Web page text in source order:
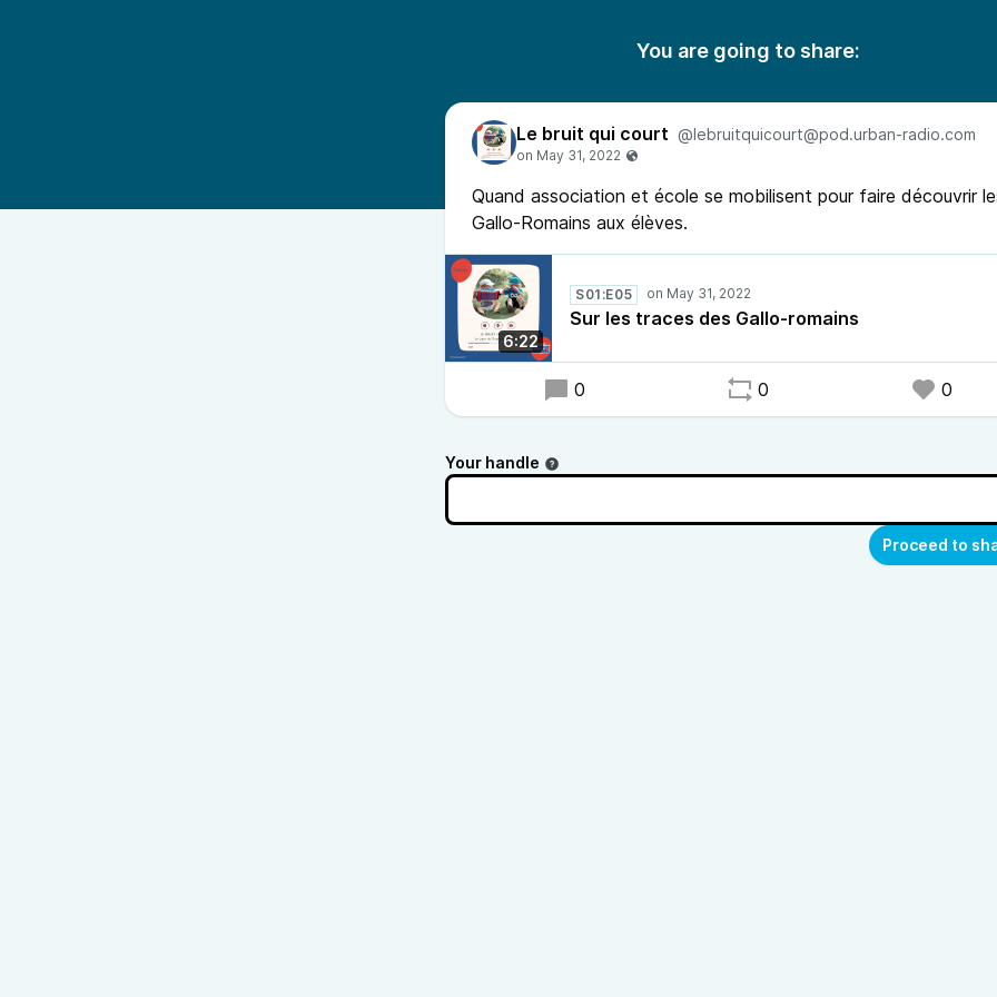
You are going to share:
Le bruit qui court @lebruitquicourt@pod.urban-radio.com
Quand association et école se mobilisent pour faire découvrir
Gallo-Romains aux élèves.
6:22
S01:E05
Sur les traces des Gallo-romains
0 0 0
Your handle
Proceed to